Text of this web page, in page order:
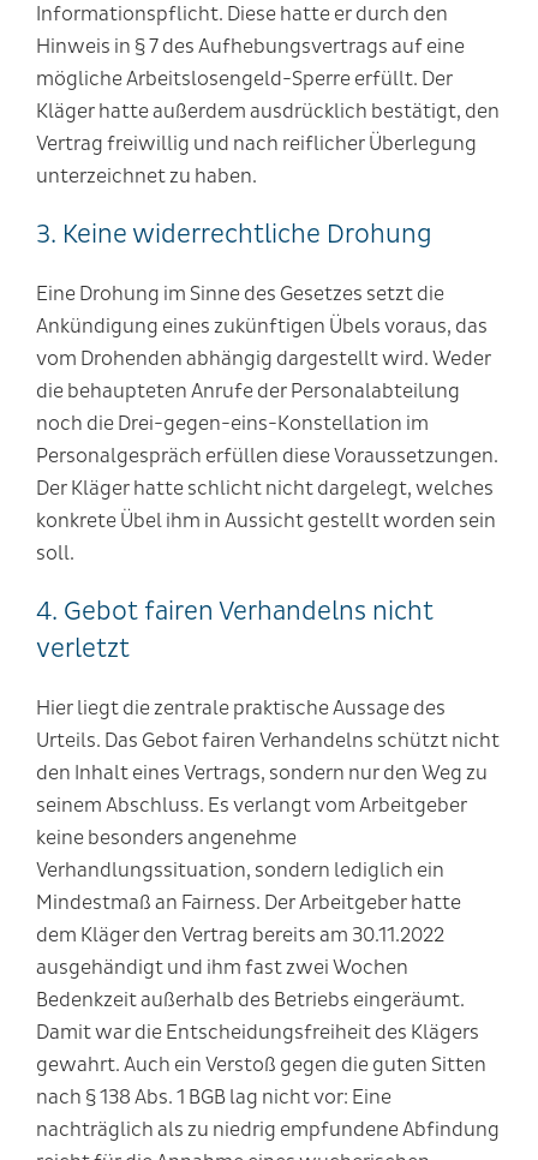
Informationspflicht. Diese hatte er durch den
Hinweis in § 7 des Aufhebungsvertrags auf eine
mögliche Arbeitslosengeld-Sperre erfüllt. Der
Kläger hatte außerdem ausdrücklich bestätigt, den
Vertrag freiwillig und nach reiflicher Überlegung
unterzeichnet zu haben.
3. Keine widerrechtliche Drohung
Eine Drohung im Sinne des Gesetzes setzt die
Ankündigung eines zukünftigen Übels voraus, das
vom Drohenden abhängig dargestellt wird. Weder
die behaupteten Anrufe der Personalabteilung
noch die Drei-gegen-eins-Konstellation im
Personalgespräch erfüllen diese Voraussetzungen.
Der Kläger hatte schlicht nicht dargelegt, welches
konkrete Übel ihm in Aussicht gestellt worden sein
soll.
4. Gebot fairen Verhandelns nicht
verletzt
Hier liegt die zentrale praktische Aussage des
Urteils. Das Gebot fairen Verhandelns schützt nicht
den Inhalt eines Vertrags, sondern nur den Weg zu
seinem Abschluss. Es verlangt vom Arbeitgeber
keine besonders angenehme
Verhandlungssituation, sondern lediglich ein
Mindestmaß an Fairness. Der Arbeitgeber hatte
dem Kläger den Vertrag bereits am 30.11.2022
ausgehändigt und ihm fast zwei Wochen
Bedenkzeit außerhalb des Betriebs eingeräumt.
Damit war die Entscheidungsfreiheit des Klägers
gewahrt. Auch ein Verstoß gegen die guten Sitten
nach § 138 Abs. 1 BGB lag nicht vor: Eine
nachträglich als zu niedrig empfundene Abfindung